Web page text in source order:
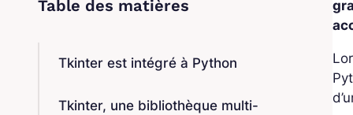
Tkinter est intégré à Python
Tkinter, une bibliothèque multi-